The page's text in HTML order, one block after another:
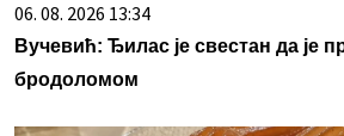
06. 08. 2026 13:34
Вучевић: Ђилас је свестан да је
бродоломом